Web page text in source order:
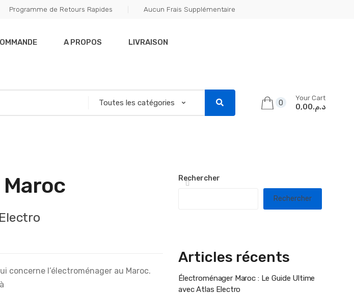
Programme de Retours Rapides Aucun Frais Supplémentaire
A PROPOS LIVRAISON
0
Your Cart
د.م.0,00
concerne l’électroménager au Maroc.
Rechercher
Rechercher
Articles récents
Électroménager Maroc : Le Guide Ultime
avec Atlas Electro